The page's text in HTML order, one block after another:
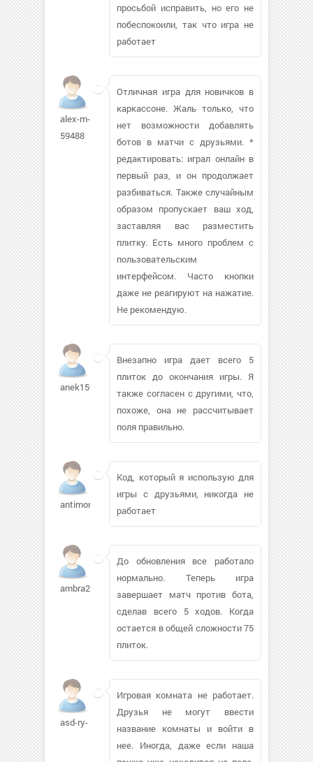
просьбой исправить, но его не
побеспокоили, так что игра не
работает
alex-m-
59488
Отличная игра для новичков в
каркассоне. Жаль только, что
нет возможности добавлять
ботов в матчи с друзьями. *
редактировать: играл онлайн в
первый раз, и он продолжает
разбиваться. Также случайным
образом пропускает ваш ход,
заставляя вас разместить
плитку. Есть много проблем с
пользовательским
интерфейсом. Часто кнопки
даже не реагируют на нажатие.
Не рекомендую.
anek1591291
Внезапно игра дает всего 5
плиток до окончания игры. Я
также согласен с другими, что,
похоже, она не рассчитывает
поля правильно.
antimon88
Код, который я использую для
игры с друзьями, никогда не
работает
ambra2456654
До обновления все работало
нормально. Теперь игра
завершает матч против бота,
сделав всего 5 ходов. Когда
остается в общей сложности 75
плиток.
asd-ry-
Игровая комната не работает.
Друзья не могут ввести
название комнаты и войти в
нее. Иногда, даже если наша